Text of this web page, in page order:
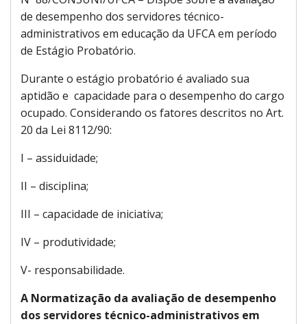
de desempenho dos servidores técnico-
administrativos em educação da UFCA em período
de Estágio Probatório.
Durante o estágio probatório é avaliado sua
aptidão e capacidade para o desempenho do cargo
ocupado. Considerando os fatores descritos no Art.
20 da Lei 8112/90:
I – assiduidade;
II – disciplina;
III – capacidade de iniciativa;
IV – produtividade;
V- responsabilidade.
A Normatização da avaliação de desempenho
dos servidores técnico-administrativos em